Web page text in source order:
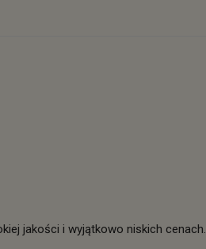
jakości i wyjątkowo niskich cenach.